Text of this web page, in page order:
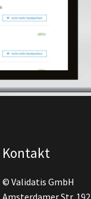
Kontakt
© Validatis GmbH
Amsterdamer Str. 192